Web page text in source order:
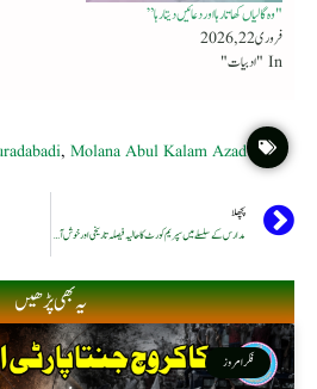
"وہ گالیاں کھاتارہا اوردعائیں دیتارہا”
فروری 22, 2026
In "ادبیات"
,Molana Abul Kalam Azad
پچھلا
مدارس کے سلسلے میں سپریم کورٹ کا حالیہ فیصلہ تاریخی اور خوش آئند
یہ بھی پڑھیں
فکر امروز